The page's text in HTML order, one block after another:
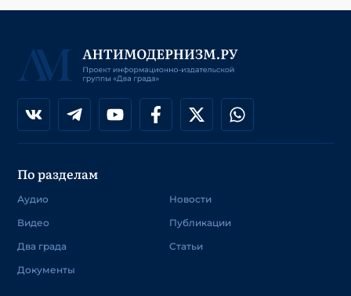
По разделам
Аудио
Видео
Два града
Документы
Новости
Публикации
Статьи